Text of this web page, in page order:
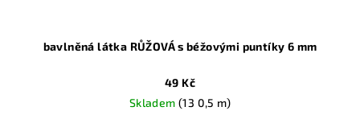
bavlněná látka RŮŽOVÁ s béžovými puntíky 6 mm
49 Kč
Skladem(13 0,5 m)